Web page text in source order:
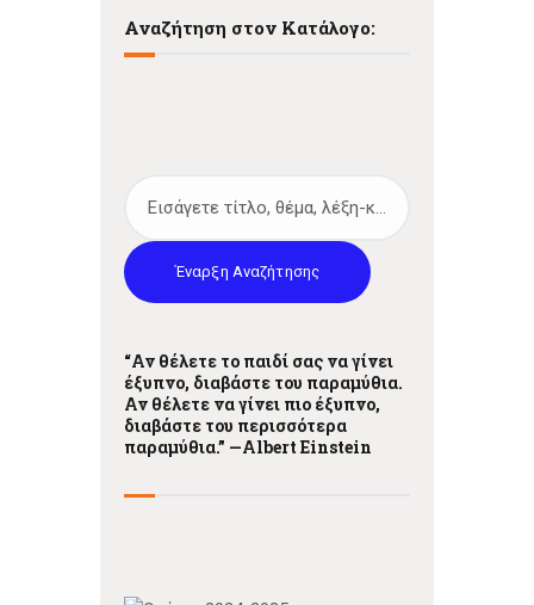
Αναζήτηση στον Κατάλογο:
Έναρξη Αναζήτησης
“Αν θέλετε το παιδί σας να γίνει
έξυπνο, διαβάστε του παραμύθια.
Αν θέλετε να γίνει πιο έξυπνο,
διαβάστε του περισσότερα
παραμύθια.” —Albert Einstein